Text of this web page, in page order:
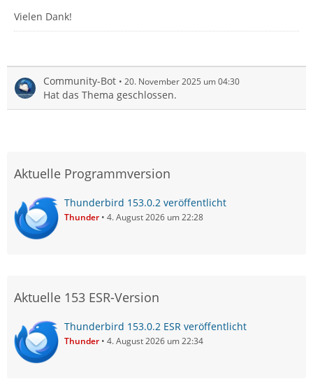
Vielen Dank!
Community-Bot 20. November 2025 um 04:30
Hat das Thema geschlossen.
Aktuelle Programmversion
Thunderbird 153.0.2 veröffentlicht
Thunder 4. August 2026 um 22:28
Aktuelle 153 ESR-Version
Thunderbird 153.0.2 ESR veröffentlicht
Thunder 4. August 2026 um 22:34